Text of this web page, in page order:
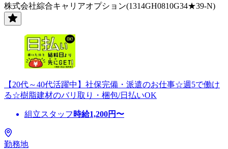
株式会社綜合キャリアオプション(1314GH0810G34★39-N)
【20代～40代活躍中】社保完備・派遣のお仕事☆週5で働け
る☆樹脂建材のバリ取り・梱包/日払いOK
組立スタッフ 時給1,200円〜
勤務地